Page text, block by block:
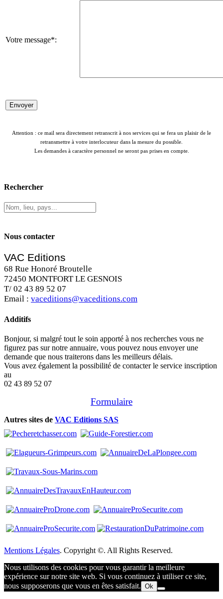
Votre message*:
Attention : ce mail sera directement retranscrit à nos services qui se fera un plaisir de le
retransmettre à votre interlocuteur dans la mesure du possible.
Les demandes à caractère personnel ne seront pas prises en compte.
Rechercher
Nous contacter
VAC Editions
68 Rue Honoré Broutelle
72450 MONTFORT LE GESNOIS
T/ 02 43 89 52 07
Email : vaceditions@vaceditions.com
Additifs
Bonjour, si malgré tout le soin apporté à nos recherches vous ne
figurez pas sur notre annuaire, vous pouvez nous envoyer une
demande que nous traiterons dans les meilleurs délais.
Vous avez également la possibilité de contacter le service inscription
au
02 43 89 52 07
Formulaire
Autres sites de VAC Editions SAS
Mentions Légales. Copyright ©. All Rights Reserved.
Nous utilisons des cookies pour vous garantir la meilleure
expérience sur notre site web. Si vous continuez à utiliser ce site,
nous supposerons que vous en êtes satisfait. Ok